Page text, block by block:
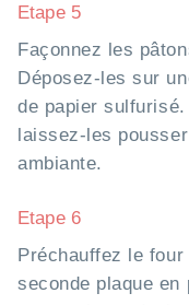
Etape 5
Façonnez les
Déposez-les sur
de papier
laissez-les
ambiante.
Etape 6
Préchauffez le
seconde plaque